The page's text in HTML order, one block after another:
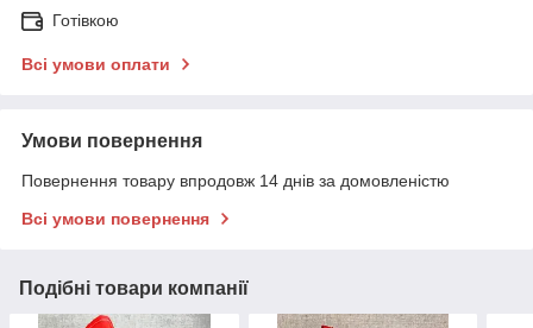
Готівкою
Всі умови оплати
Умови повернення
Повернення товару впродовж 14 днів за домовленістю
Всі умови повернення
Подібні товари компанії